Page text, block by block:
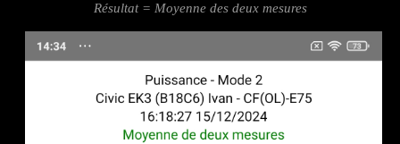
Résultat = Moyenne des deux mesures